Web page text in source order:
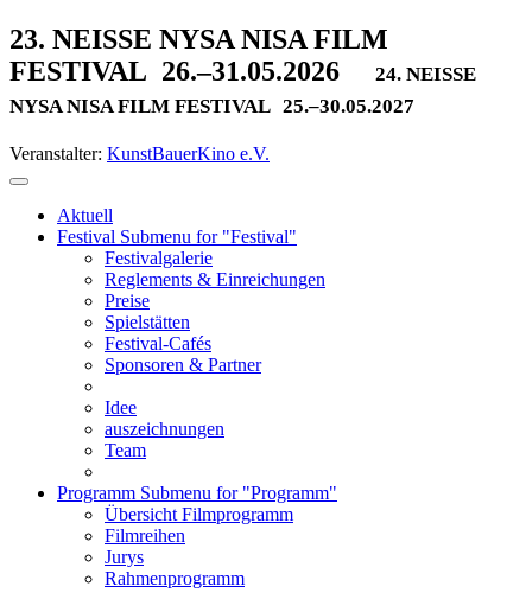
23. NEISSE NYSA NISA FILM
FESTIVAL 26.–31.05.2026
24. NEISSE
NYSA NISA FILM FESTIVAL 25.–30.05.2027
Veranstalter: KunstBauerKino e.V.
Aktuell
Festival Submenu for "Festival"
Festivalgalerie
Reglements & Einreichungen
Preise
Spielstätten
Festival-Cafés
Sponsoren & Partner
Idee
auszeichnungen
Team
Programm Submenu for "Programm"
Übersicht Filmprogramm
Filmreihen
Jurys
Rahmenprogramm